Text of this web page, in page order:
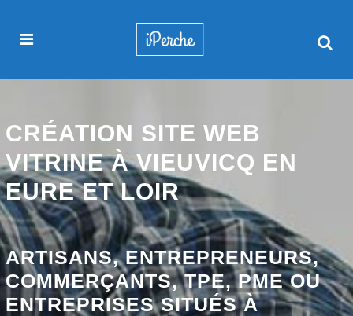
CRÉATION SITE WEB
VITRINE À VIEUVICQ EN
EURE ET LOIR
ARTISANS, ENTREPRENEURS,
COMMERÇANTS, TPE, PME OU
ENTREPRISES SITUÉS À